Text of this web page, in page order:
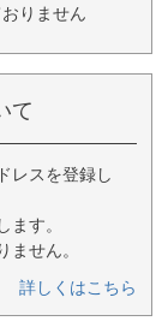
りません
て
レスを登録し
す。
せん。
詳しくはこちら